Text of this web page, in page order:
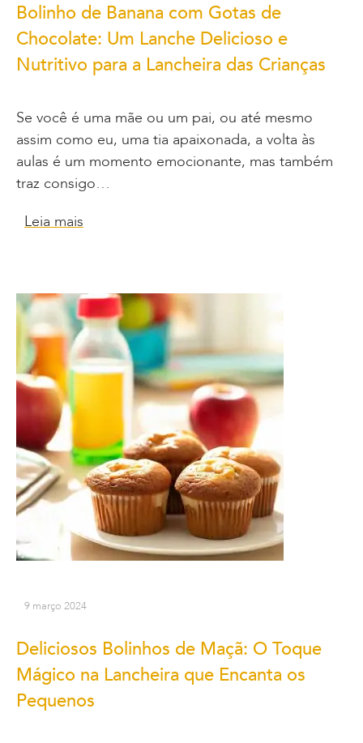
Bolinho de Banana com Gotas de
Chocolate: Um Lanche Delicioso e
Nutritivo para a Lancheira das Crianças
Se você é uma mãe ou um pai, ou até mesmo
assim como eu, uma tia apaixonada, a volta às
aulas é um momento emocionante, mas também
traz consigo…
Leia mais
9 março 2024
Deliciosos Bolinhos de Maçã: O Toque
Mágico na Lancheira que Encanta os
Pequenos